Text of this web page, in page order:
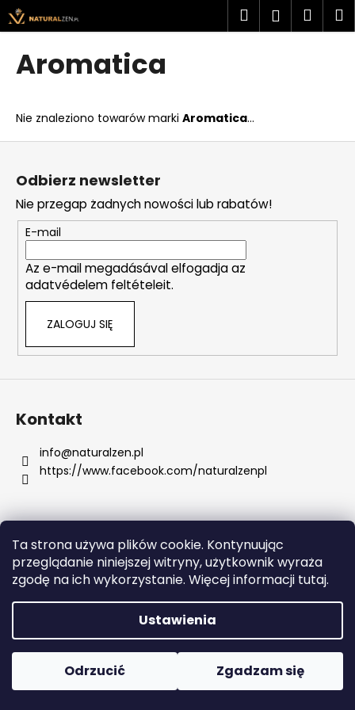
Ta strona używa plików cookie. Kontynuując
przeglądanie niniejszej witryny, użytkownik wyraża
zgodę na ich wykorzystanie. Więcej informacji tutaj.
Ustawienia
Odrzucić Zgadzam się
Przejść
do
treści
SzukajZaloguj
Aromatica
Nie znaleziono towarów marki Aromatica...
K
o
powrotem
powrotem
z
e
g
o
s
z
u
a
s
P
l
e
c
a
m
y
DERMEDIC
SERUM
S
Odbierz newsletter
Nie przegap żadnych nowości lub rabatów!
E-mail
Az e-mail megadásával elfogadja az
adatvédelem feltételeit.
ZALOGUJ SIĘ
Kontakt
info@naturalzen.pl
https://www.facebook.com/naturalzenpl
Opracował Shoptet
Copyright 2026Naturalzen. Wszystkie prawa
zastrzeżone.
Edytuj ustawienia plików cookie